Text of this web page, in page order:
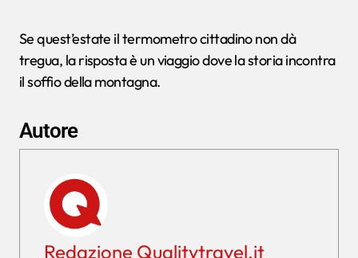
Se quest’estate il termometro cittadino non dà
tregua, la risposta è un viaggio dove la storia incontra
il soffio della montagna.
Autore
Redazione Qualitytravel.it